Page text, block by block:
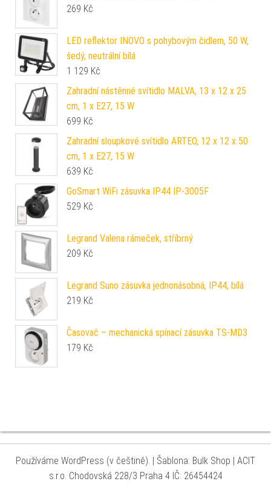
269 Kč
LED reflektor INOVO s pohybovým čidlem, 50 W,
šedý, neutrální bílá
1 129 Kč
Zahradní nástěnné svítidlo MALVA, 13 x 12 x 25
cm, 1 x E27, 15 W
699 Kč
Zahradní sloupkové svítidlo ARTEO, 12 x 12 x 50
cm, 1 x E27, 15 W
639 Kč
GoSmart WiFi zásuvka IP44 IP-3005F
529 Kč
Legrand Valena rámeček, stříbrný
209 Kč
Legrand Suno zásuvka jednonásobná, IP44, bílá
219 Kč
Časovač – mechanická spínací zásuvka TS-MD3
179 Kč
Používáme WordPress (v češtině). | Šablona: Bulk Shop | ACIT
s.r.o. Chodovská 228/3 Praha 4 IČ: 26454424